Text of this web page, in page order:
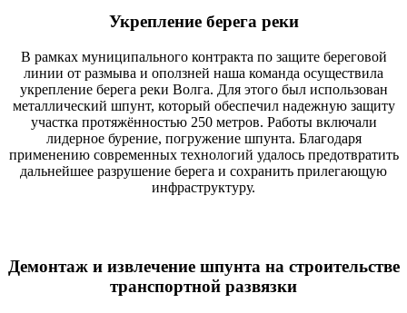
Укрепление берега реки
В рамках муниципального контракта по защите береговой
линии от размыва и оползней наша команда осуществила
укрепление берега реки Волга. Для этого был использован
металлический шпунт, который обеспечил надежную защиту
участка протяжённостью 250 метров. Работы включали
лидерное бурение, погружение шпунта. Благодаря
применению современных технологий удалось предотвратить
дальнейшее разрушение берега и сохранить прилегающую
инфраструктуру.
Демонтаж и извлечение шпунта на строительстве
транспортной развязки